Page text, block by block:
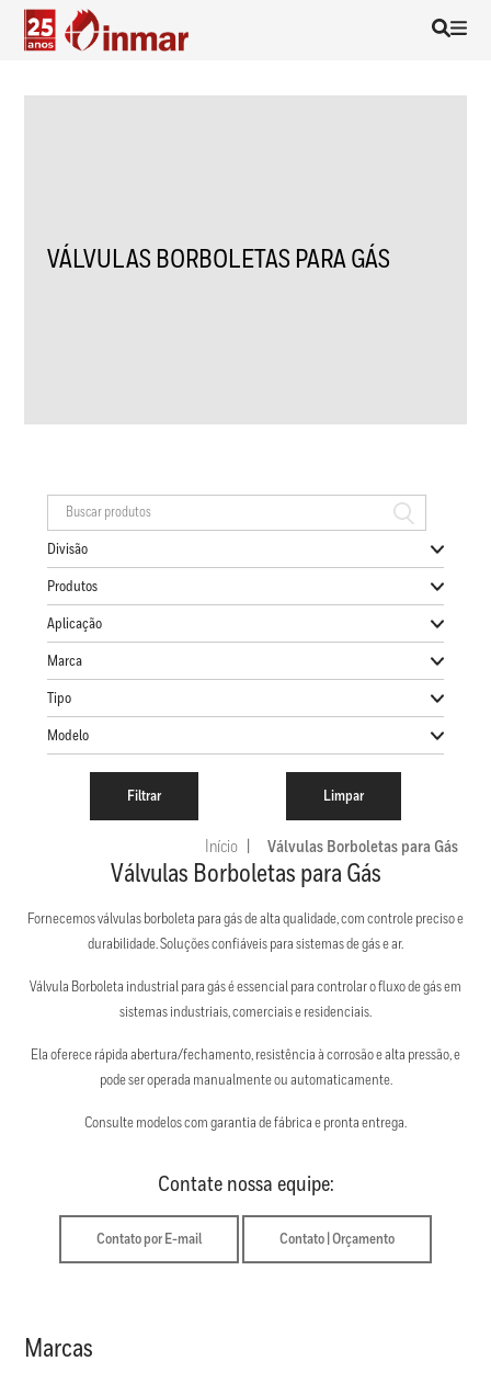
VÁLVULAS BORBOLETAS PARA GÁS
Divisão
Produtos
Aplicação
Marca
Tipo
Modelo
Início Válvulas Borboletas para Gás
Válvulas Borboletas para Gás
Fornecemos válvulas borboleta para gás de alta qualidade, com controle preciso e
durabilidade. Soluções confiáveis para sistemas de gás e ar.
Válvula Borboleta industrial para gás é essencial para controlar o fluxo de gás em
sistemas industriais, comerciais e residenciais.
Ela oferece rápida abertura/fechamento, resistência à corrosão e alta pressão, e
pode ser operada manualmente ou automaticamente.
Consulte modelos com garantia de fábrica e pronta entrega.
Contate nossa equipe:
Contato por E-mail Contato | Orçamento
Marcas